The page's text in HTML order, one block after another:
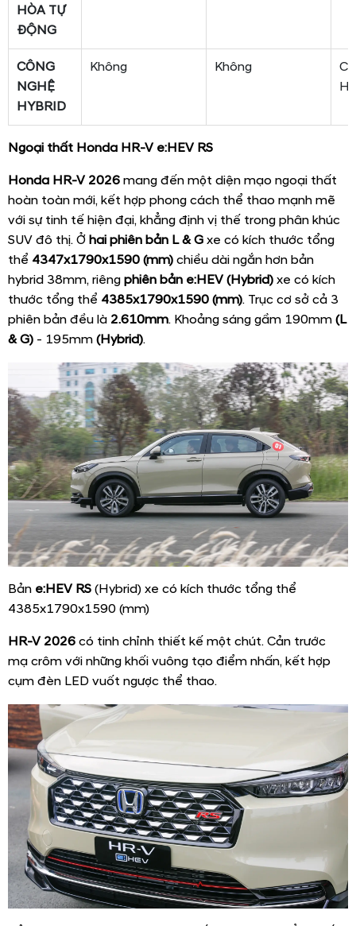
HÒA TỰ
ĐỘNG
CÔNG
NGHỆ
HYBRID
Không Không
Ngoại thất Honda HR-V e:HEV RS
Honda HR-V 2026 mang đến một diện mạo ngoại thất
hoàn toàn mới, kết hợp phong cách thể thao mạnh mẽ
với sự tinh tế hiện đại, khẳng định vị thế trong phân khúc
SUV đô thị. Ở hai phiên bản L & G xe có kích thước tổng
thể 4347x1790x1590 (mm) chiều dài ngắn hơn bản
hybrid 38mm, riêng phiên bản e:HEV (Hybrid) xe có kích
thước tổng thể 4385x1790x1590 (mm). Trục cơ sở cả 3
phiên bản đều là 2.610mm. Khoảng sáng gầm 190mm (L
& G) - 195mm (Hybrid).
Bản e:HEV RS (Hybrid) xe có kích thước tổng thể
4385x1790x1590 (mm)
HR-V 2026 có tinh chỉnh thiết kế một chút. Cản trước
mạ crôm với những khối vuông tạo điểm nhấn, kết hợp
cụm đèn LED vuốt ngược thể thao.